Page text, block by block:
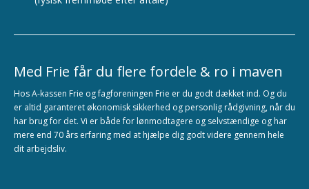
Med Frie får du flere fordele & ro i maven
Hos A-kassen Frie og fagforeningen Frie er du godt dækket ind. Og du
er altid garanteret økonomisk sikkerhed og personlig rådgivning, når du
har brug for det. Vi er både for lønmodtagere og selvstændige og har
mere end 70 års erfaring med at hjælpe dig godt videre gennem hele
dit arbejdsliv.